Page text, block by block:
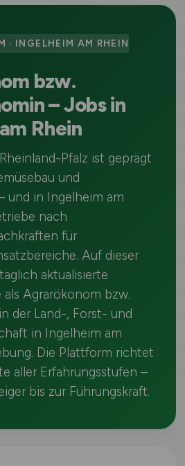
· INGELHEIM AM RHEIN
bzw.
– Jobs in
Rhein
Pfalz ist geprägt
und
und in Ingelheim am
nach
für
Auf dieser
aktualisierte
Agrarökonom bzw.
der Land-, Forst- und
in Ingelheim am
Die Plattform richtet
aller Erfahrungsstufen –
bis zur Führungskraft.